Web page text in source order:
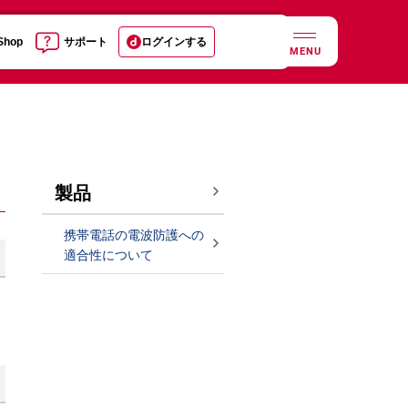
サポート ログインする
MENU
製品
携帯電話の電波防護への
適合性について